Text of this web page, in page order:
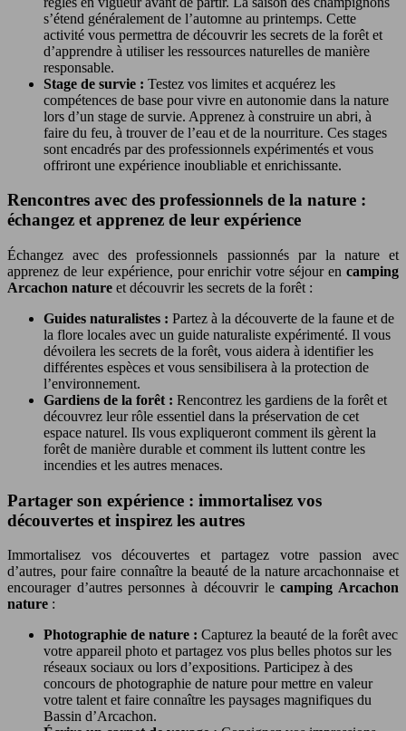
s’étend généralement de l’automne au printemps. Cette
activité vous permettra de découvrir les secrets de la forêt et
d’apprendre à utiliser les ressources naturelles de manière
responsable.
Stage de survie : Testez vos limites et acquérez les
compétences de base pour vivre en autonomie dans la nature
lors d’un stage de survie. Apprenez à construire un abri, à
faire du feu, à trouver de l’eau et de la nourriture. Ces stages
sont encadrés par des professionnels expérimentés et vous
offriront une expérience inoubliable et enrichissante.
Rencontres avec des professionnels de la nature :
échangez et apprenez de leur expérience
Échangez avec des professionnels passionnés par la nature et
apprenez de leur expérience, pour enrichir votre séjour en camping
Arcachon nature et découvrir les secrets de la forêt :
Guides naturalistes : Partez à la découverte de la faune et de
la flore locales avec un guide naturaliste expérimenté. Il vous
dévoilera les secrets de la forêt, vous aidera à identifier les
différentes espèces et vous sensibilisera à la protection de
l’environnement.
Gardiens de la forêt : Rencontrez les gardiens de la forêt et
découvrez leur rôle essentiel dans la préservation de cet
espace naturel. Ils vous expliqueront comment ils gèrent la
forêt de manière durable et comment ils luttent contre les
incendies et les autres menaces.
Partager son expérience : immortalisez vos
découvertes et inspirez les autres
Immortalisez vos découvertes et partagez votre passion avec
d’autres, pour faire connaître la beauté de la nature arcachonnaise et
encourager d’autres personnes à découvrir lecamping Arcachon
nature :
Photographie de nature : Capturez la beauté de la forêt avec
votre appareil photo et partagez vos plus belles photos sur les
réseaux sociaux ou lors d’expositions. Participez à des
concours de photographie de nature pour mettre en valeur
votre talent et faire connaître les paysages magnifiques du
Bassin d’Arcachon.